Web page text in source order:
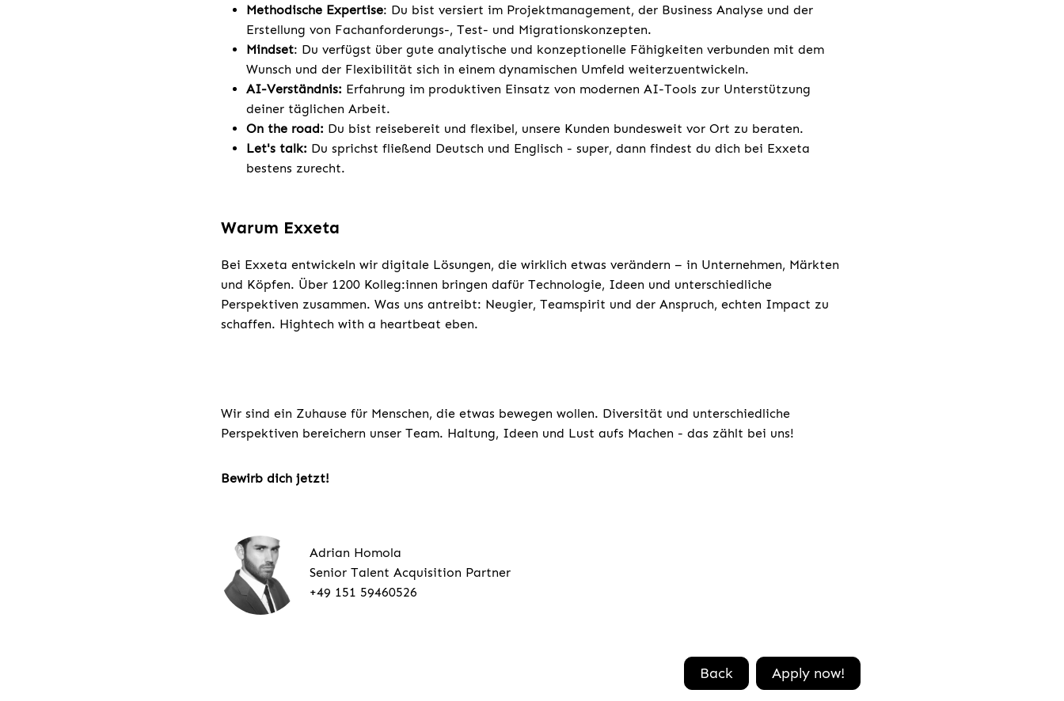
Methodische Expertise: Du bist versiert im Projektmanagement, der Business Analyse und der
Erstellung von Fachanforderungs-, Test- und Migrationskonzepten.
Mindset: Du verfügst über gute analytische und konzeptionelle Fähigkeiten verbunden mit dem
Wunsch und der Flexibilität sich in einem dynamischen Umfeld weiterzuentwickeln.
AI-Verständnis: Erfahrung im produktiven Einsatz von modernen AI-Tools zur Unterstützung
deiner täglichen Arbeit.
On the road: Du bist reisebereit und flexibel, unsere Kunden bundesweit vor Ort zu beraten.
Let's talk: Du sprichst fließend Deutsch und Englisch - super, dann findest du dich bei Exxeta
bestens zurecht.
Warum Exxeta
Bei Exxeta entwickeln wir digitale Lösungen, die wirklich etwas verändern – in Unternehmen, Märkten
und Köpfen. Über 1200 Kolleg:innen bringen dafür Technologie, Ideen und unterschiedliche
Perspektiven zusammen. Was uns antreibt: Neugier, Teamspirit und der Anspruch, echten Impact zu
schaffen. Hightech with a heartbeat eben.
Wir sind ein Zuhause für Menschen, die etwas bewegen wollen. Diversität und unterschiedliche
Perspektiven bereichern unser Team. Haltung, Ideen und Lust aufs Machen - das zählt bei uns!
Bewirb dich jetzt!
Adrian Homola
Senior Talent Acquisition Partner
+49 151 59460526
Back Apply now!